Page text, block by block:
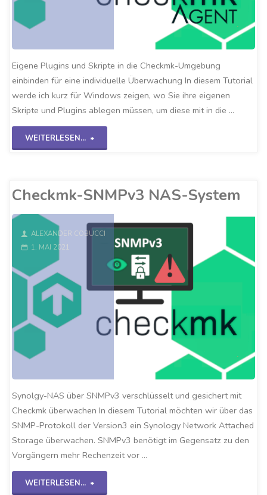
Eigene Plugins und Skripte in die Checkmk-Umgebung
einbinden für eine individuelle Überwachung In diesem Tutorial
werde ich kurz für Windows zeigen, wo Sie ihre eigenen
Skripte und Plugins ablegen müssen, um diese mit in die …
WEITERLESEN...
"Eigene
Checkmk-SNMPv3 NAS-System
ALEXANDER COBUCCI
1. MAI 2021
Synolgy-NAS über SNMPv3 verschlüsselt und gesichert mit
Checkmk überwachen In diesem Tutorial möchten wir über das
SNMP-Protokoll der Version3 ein Synology Network Attached
Storage überwachen. SNMPv3 benötigt im Gegensatz zu den
Vorgängern mehr Rechenzeit vor …
WEITERLESEN...
"Checkmk-